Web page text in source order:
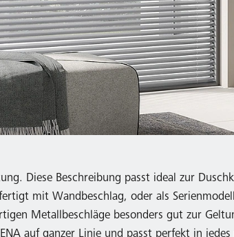
Diese Beschreibung passt ideal zur
mit Wandbeschlag, oder als
Metallbeschläge besonders gut zur
auf ganzer Linie und passt perfekt in jedes